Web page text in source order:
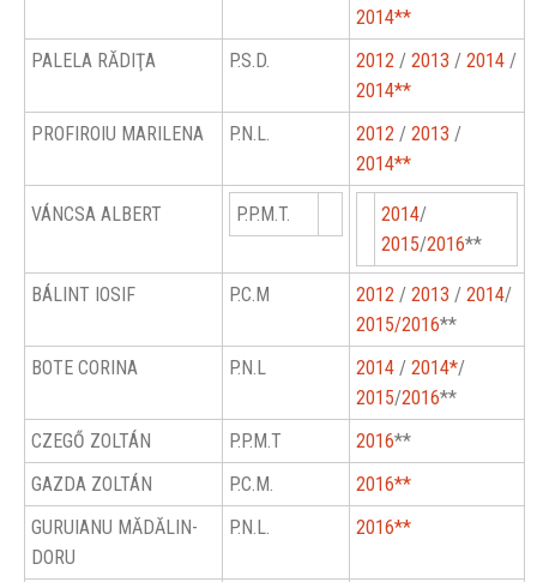
2014**
PALELA RĂDIŢA
P.S.D. 2012 / 2013 / 2014 /
2014**
PROFIROIU MARILENA
P.N.L. 2012 / 2013 /
2014**
VÁNCSA ALBERT P.P.M.T. 2014/
2015/2016**
BÁLINT IOSIF P.C.M 2012 / 2013 / 2014/
2015/2016**
BOTE CORINA
P.N.L 2014 / 2014*/
2015/2016**
CZEGŐ ZOLTÁN
P.P.M.T 2016**
GAZDA ZOLTÁN
P.C.M.
2016**
GURUIANU MĂDĂLIN-
DORU
P.N.L. 2016**